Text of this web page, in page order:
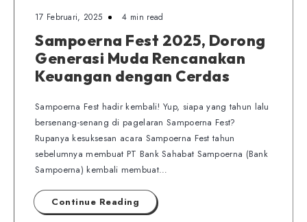
17 Februari, 2025 4 min read
Sampoerna Fest 2025, Dorong
Generasi Muda Rencanakan
Keuangan dengan Cerdas
Sampoerna Fest hadir kembali! Yup, siapa yang tahun lalu
bersenang-senang di pagelaran Sampoerna Fest?
Rupanya kesuksesan acara Sampoerna Fest tahun
sebelumnya membuat PT Bank Sahabat Sampoerna (Bank
Sampoerna) kembali membuat…
Continue Reading